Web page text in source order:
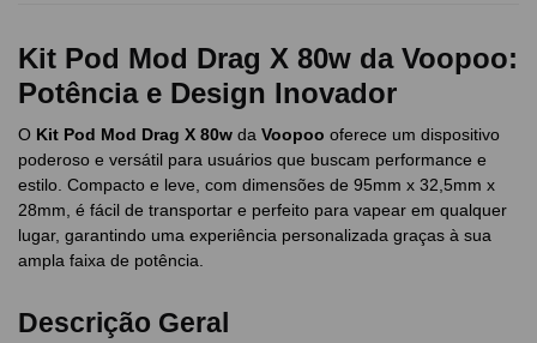
Kit Pod Mod Drag X 80w da Voopoo:
Potência e Design Inovador
O Kit Pod Mod Drag X 80w da Voopoo oferece um dispositivo
poderoso e versátil para usuários que buscam performance e
estilo. Compacto e leve, com dimensões de 95mm x 32,5mm x
28mm, é fácil de transportar e perfeito para vapear em qualquer
lugar, garantindo uma experiência personalizada graças à sua
ampla faixa de potência.
Descrição Geral